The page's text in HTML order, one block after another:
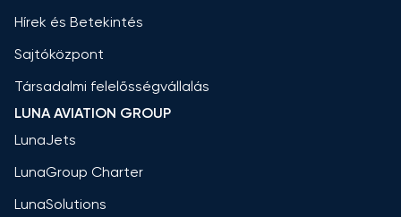
Hírek és Betekintés
Sajtóközpont
Társadalmi felelősségvállalás
LUNA AVIATION GROUP
LunaJets
LunaGroup Charter
LunaSolutions